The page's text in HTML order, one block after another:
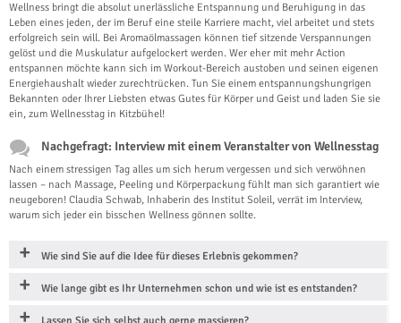
Wellness bringt die absolut unerlässliche Entspannung und Beruhigung in das
Leben eines jeden, der im Beruf eine steile Karriere macht, viel arbeitet und stets
erfolgreich sein will. Bei Aromaölmassagen können tief sitzende Verspannungen
gelöst und die Muskulatur aufgelockert werden. Wer eher mit mehr Action
entspannen möchte kann sich im Workout-Bereich austoben und seinen eigenen
Energiehaushalt wieder zurechtrücken. Tun Sie einem entspannungshungrigen
Bekannten oder Ihrer Liebsten etwas Gutes für Körper und Geist und laden Sie sie
ein, zum Wellnesstag in Kitzbühel!
Nachgefragt: Interview mit einem Veranstalter von Wellnesstag
Nach einem stressigen Tag alles um sich herum vergessen und sich verwöhnen
lassen – nach Massage, Peeling und Körperpackung fühlt man sich garantiert wie
neugeboren! Claudia Schwab, Inhaberin des Institut Soleil, verrät im Interview,
warum sich jeder ein bisschen Wellness gönnen sollte.
Wie sind Sie auf die Idee für dieses Erlebnis gekommen?
Wie lange gibt es Ihr Unternehmen schon und wie ist es entstanden?